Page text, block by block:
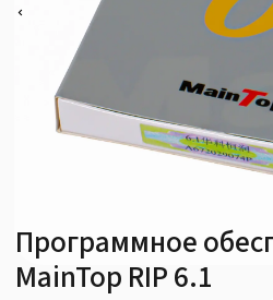
Программное
Возможны персональные скидки и
MainTop RIP 6.1 — это современное
обеспечение для подготовки файлов